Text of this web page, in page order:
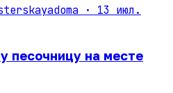
· 13 июл.
песочницу на месте